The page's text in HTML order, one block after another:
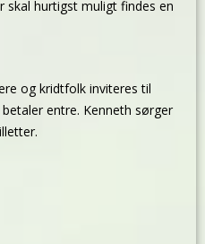
hurtigst muligt findes en
og kridtfolk inviteres til
entre. Kenneth sørger